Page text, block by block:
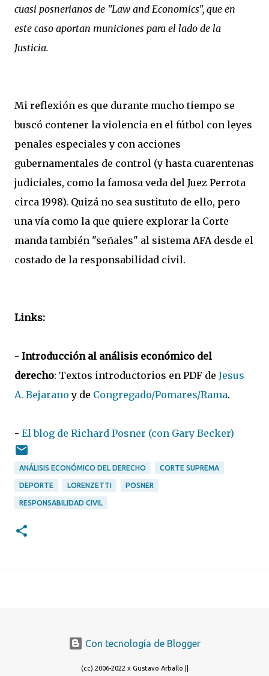
cuasi posnerianos de "Law and Economics", que en
este caso aportan municiones para el lado de la
Justicia.
Mi reflexión es que durante mucho tiempo se
buscó contener la violencia en el fútbol con leyes
penales especiales y con acciones
gubernamentales de control (y hasta cuarentenas
judiciales, como la famosa veda del Juez Perrota
circa 1998). Quizá no sea sustituto de ello, pero
una vía como la que quiere explorar la Corte
manda también "señales" al sistema AFA desde el
costado de la responsabilidad civil.
Links:
- Introducción al análisis económico del
derecho: Textos introductorios en PDF de Jesus
A. Bejarano y de Congregado/Pomares/Rama.
- El blog de Richard Posner (con Gary Becker)
ANÁLISIS ECONÓMICO DEL DERECHO CORTE SUPREMA
DEPORTE LORENZETTI POSNER
RESPONSABILIDAD CIVIL
Con tecnología de Blogger
(cc) 2006-2022 x Gustavo Arballo.||